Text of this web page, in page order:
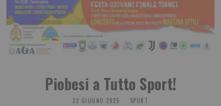
Piobesi a Tutto Sport!
22 GIUGNO 2025 SPORT